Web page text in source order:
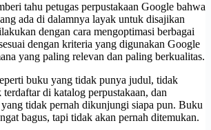
tahu petugas perpustakaan Google bahwa
ada di dalamnya layak untuk disajikan
dengan cara mengoptimasi berbagai
dengan kriteria yang digunakan Google
yang paling relevan dan paling berkualitas.
buku yang tidak punya judul, tidak
di katalog perpustakaan, dan
tidak pernah dikunjungi siapa pun. Buku
bagus, tapi tidak akan pernah ditemukan.